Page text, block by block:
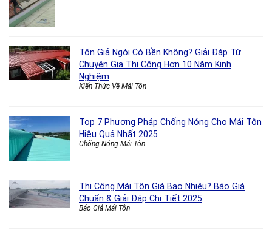
Tôn Giả Ngói Có Bền Không? Giải Đáp Từ
Chuyên Gia Thi Công Hơn 10 Năm Kinh
Nghiệm
Kiến Thức Về Mái Tôn
Top 7 Phương Pháp Chống Nóng Cho Mái Tôn
Hiệu Quả Nhất 2025
Chống Nóng Mái Tôn
Thi Công Mái Tôn Giá Bao Nhiêu? Báo Giá
Chuẩn & Giải Đáp Chi Tiết 2025
Báo Giá Mái Tôn